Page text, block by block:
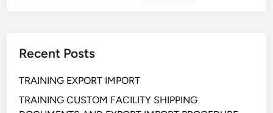
Recent Posts
TRAINING EXPORT IMPORT
TRAINING CUSTOM FACILITY SHIPPING